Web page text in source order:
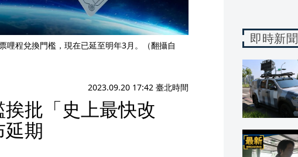
哩程兌換門檻，現在已延至明年3月。（翻攝自
2023.09.20 17:42 臺北時間
批「史上最快改
期
即時新聞